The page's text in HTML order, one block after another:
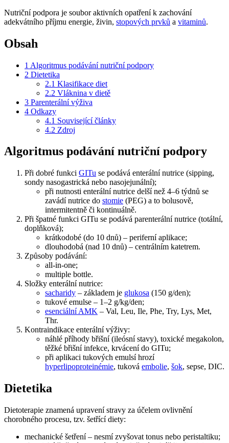
Nutriční podpora je soubor aktivních opatření k zachování
adekvátního příjmu energie, živin, stopových prvků a vitaminů.
Obsah
1 Algoritmus podávání nutriční podpory
2 Dietetika
2.1 Klasifikace diet
2.2 Vláknina v dietě
3 Parenterální výživa
4 Odkazy
4.1 Související články
4.2 Zdroj
Algoritmus podávání nutriční podpory
Při dobré funkci GITu se podává enterální nutrice (sipping,
sondy nasogastrická nebo nasojejunální);
při nutnosti enterální nutrice delší než 4–6 týdnů se
zavádí nutrice do stomie (PEG) a to bolusově,
intermitentně či kontinuálně.
Při špatné funkci GITu se podává parenterální nutrice (totální,
doplňková);
krátkodobé (do 10 dnů) – periferní aplikace;
dlouhodobá (nad 10 dnů) – centrálním katetrem.
Způsoby podávání:
all-in-one;
multiple bottle.
Složky enterální nutrice:
sacharidy – základem je glukosa (150 g/den);
tukové emulse – 1–2 g/kg/den;
esenciální AMK – Val, Leu, Ile, Phe, Try, Lys, Met,
Thr.
Kontraindikace enterální výživy:
náhlé příhody břišní (ileósní stavy), toxické megakolon,
těžké břišní infekce, krvácení do GITu;
při aplikaci tukových emulsí hrozí
hyperlipoproteinémie, tuková embolie, šok, sepse, DIC.
Dietetika
Dietoterapie znamená upravení stravy za účelem ovlivnění
chorobného procesu, tzv. šetřící diety:
mechanické šetření – nesmí zvyšovat tonus nebo peristaltiku;